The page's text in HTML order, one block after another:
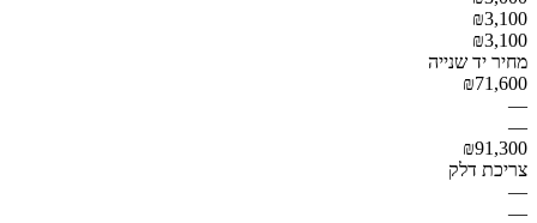
₪3,100
₪3,100
מחיר יד שנייה
₪71,600
—
—
₪91,300
צריכת דלק
—
—